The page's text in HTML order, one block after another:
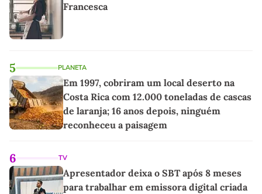
Francesca
5 PLANETA
Em 1997, cobriram um local deserto na
Costa Rica com 12.000 toneladas de cascas
de laranja; 16 anos depois, ninguém
reconheceu a paisagem
6 TV
Apresentador deixa o SBT após 8 meses
para trabalhar em emissora digital criada